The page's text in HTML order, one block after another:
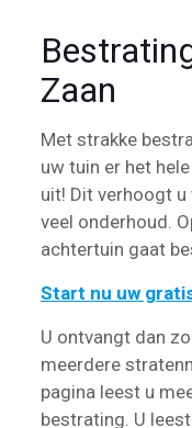
Zaan
Met strakke
uw tuin er het
uit! Dit verhoogt
veel onderhoud.
achtertuin gaat
Start nu uw
U ontvangt dan
meerdere
pagina leest u
bestrating. U